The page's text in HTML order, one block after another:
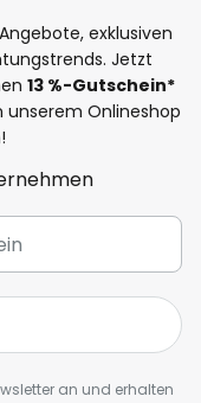
exklusiven
Jetzt
13 %-Gutschein*
unserem Onlineshop
an und erhalten